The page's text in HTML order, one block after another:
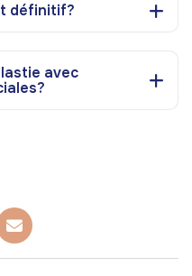
définitif?
avec